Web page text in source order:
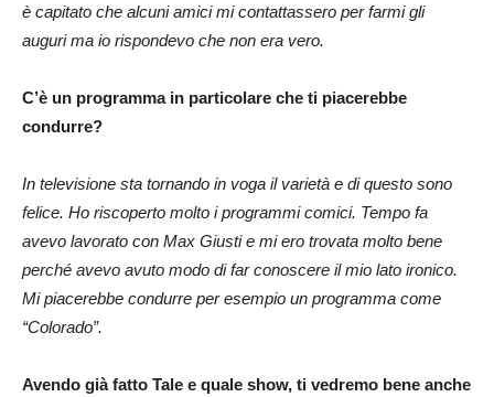
è capitato che alcuni amici mi contattassero per farmi gli
auguri ma io rispondevo che non era vero.
C’è un programma in particolare che ti piacerebbe
condurre?
In televisione sta tornando in voga il varietà e di questo sono
felice. Ho riscoperto molto i programmi comici. Tempo fa
avevo lavorato con Max Giusti e mi ero trovata molto bene
perché avevo avuto modo di far conoscere il mio lato ironico.
Mi piacerebbe condurre per esempio un programma come
“Colorado”.
Avendo già fatto Tale e quale show, ti vedremo bene anche